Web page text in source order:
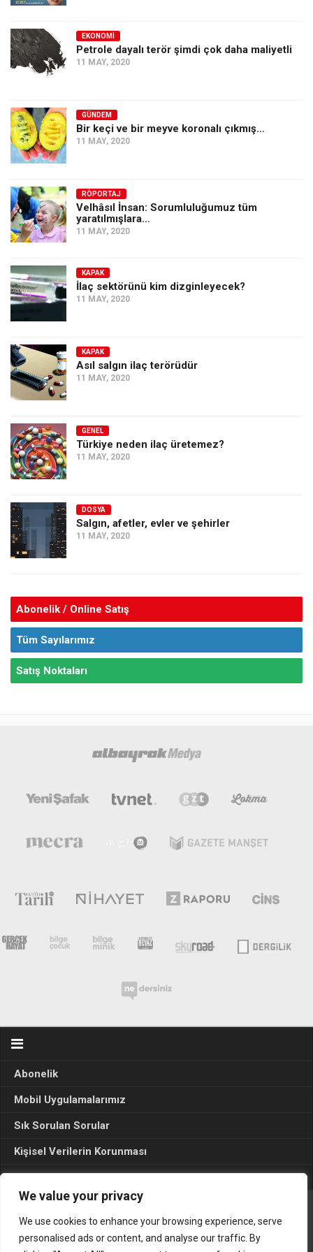
We value your privacy
We use cookies to enhance your browsing experience, serve
personalised ads or content, and analyse our traffic. By
Tarih
Düşünce
EKONOMI
Petrole dayalı terör şimdi çok daha maliyetli
11 MAY, 2020
GÜNDEM
Bir keçi ve bir meyve koronalı çıkmış…
11 MAY, 2020
RÖPORTAJ
Velhâsıl İnsan: Sorumluluğumuz tüm
yaratılmışlara…
11 MAY, 2020
KAPAK
İlaç sektörünü kim dizginleyecek?
11 MAY, 2020
KAPAK
Asıl salgın ilaç terörüdür
11 MAY, 2020
GENEL
Türkiye neden ilaç üretemez?
11 MAY, 2020
DOSYA
Salgın, afetler, evler ve şehirler
11 MAY, 2020
Abonelik / Online Satış
Tüm Sayılarımız
Satış Noktaları
Abonelik
Mobil Uygulamalarımız
Sık Sorulan Sorular
Kişisel Verilerin Korunması
Seçim Sonuçları 2024
Gerçek Hayat © 2015. Her hakkı sakldır.